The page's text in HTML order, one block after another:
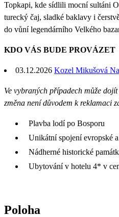
Topkapi, kde sídlili mocní sultáni
turecký čaj, sladké baklavy i
do vůní legendárního Velkého
KDO VÁS BUDE PROVÁZET
03.12.2026 Kozel Mikušová
Ve vybraných případech může
změna není důvodem k reklamaci
Plavba lodí po Bosporu
Unikátní spojení evropské
Nádherné historické
Ubytování v hotelu 4* v
Poloha